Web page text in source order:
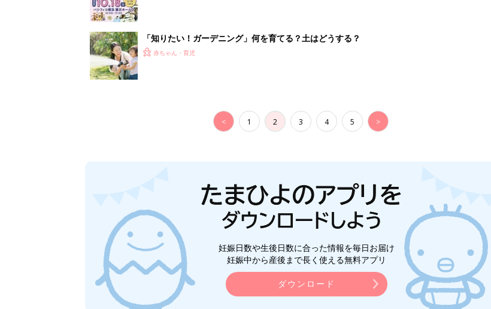
「知りたい！ガーデニング」何を育てる？土はどうする？
赤ちゃん・育児
< 1 2 3 4 5 >
妊娠日数や生後日数に合った情報を毎日お届け
妊娠中から産後まで長く使える無料アプリ
ダウンロード